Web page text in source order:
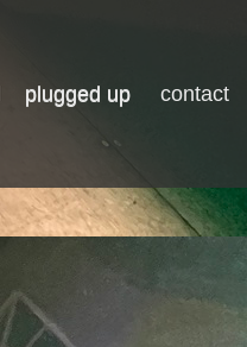
plugged up contact